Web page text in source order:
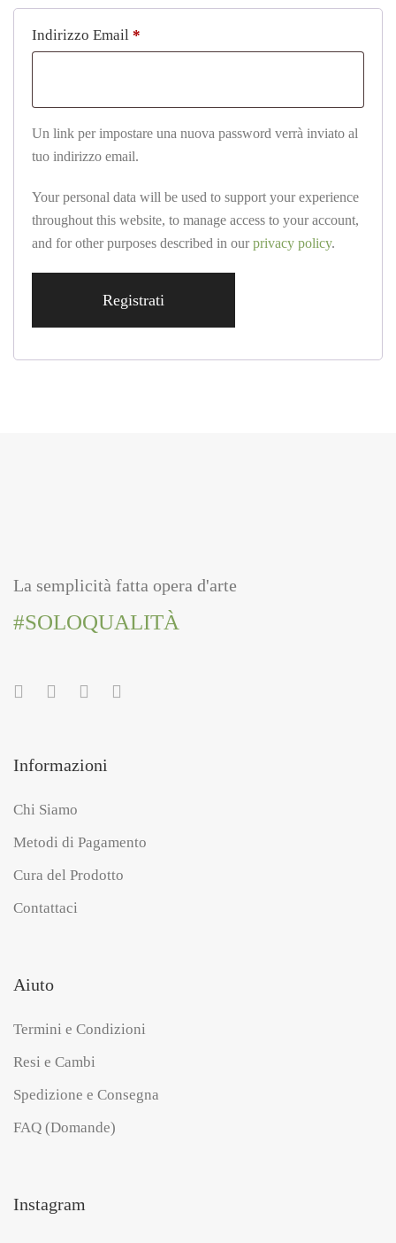
Indirizzo Email *
Un link per impostare una nuova password verrà inviato al
tuo indirizzo email.
Your personal data will be used to support your experience
throughout this website, to manage access to your account,
and for other purposes described in ourprivacy policy.
Registrati
La semplicità fatta opera d'arte
#SOLOQUALITÀ
Informazioni
Chi Siamo
Metodi di Pagamento
Cura del Prodotto
Contattaci
Aiuto
Termini e Condizioni
Resi e Cambi
Spedizione e Consegna
FAQ (Domande)
Instagram